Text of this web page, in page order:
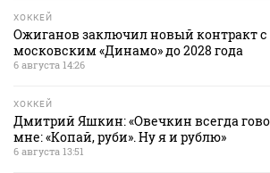
ХОККЕЙ
Ожиганов заключил новый контракт с
московским «Динамо» до 2028 года
6 августа 14:26
ХОККЕЙ
Дмитрий Яшкин: «Овечкин всегда
мне: «Копай, руби». Ну я и рублю»
6 августа 13:51